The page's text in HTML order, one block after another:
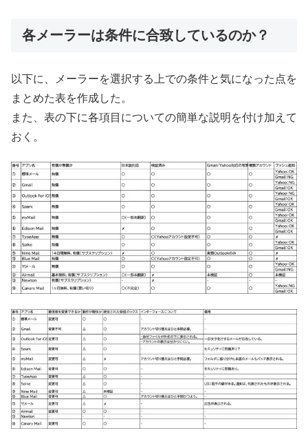
各メーラーは条件に合致しているのか？
以下に、メーラーを選択する上での条件と気になった点を
まとめた表を作成した。
また、表の下に各項目についての簡単な説明を付け加えて
おく。